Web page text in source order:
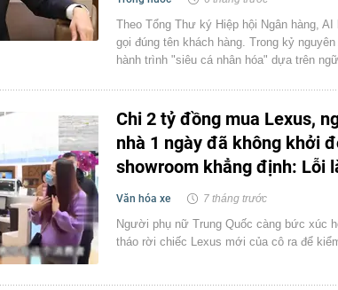
Theo Tổng Thư ký Hiệp hội Ngân hàng,
gọi đúng tên khách hàng. Trong kỷ
hành trình "siêu cá nhân hóa" dựa trên
Chi 2 tỷ đồng mua Lexus,
nhà 1 ngày đã không khởi
showroom khẳng định: Lỗi
Văn hóa xe 7 tháng trước
Người phụ nữ Trung Quốc càng bức xúc
tháo rời chiếc Lexus mới của cô ra để